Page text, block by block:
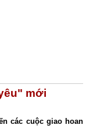
mới
các cuộc giao hoan